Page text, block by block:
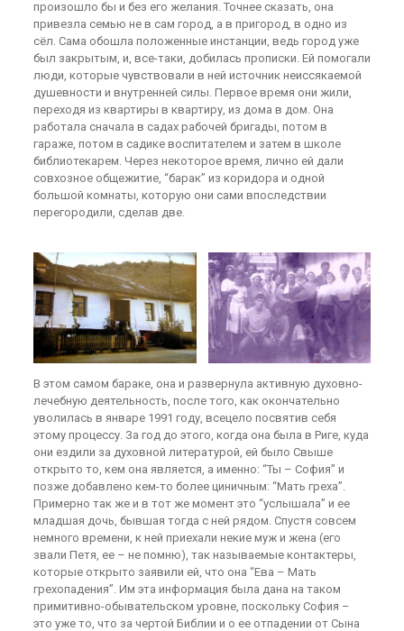
произошло бы и без его желания. Точнее сказать, она
привезла семью не в сам город, а в пригород, в одно из
сёл. Сама обошла положенные инстанции, ведь город уже
был закрытым, и, все-таки, добилась прописки. Ей помогали
люди, которые чувствовали в ней источник неиссякаемой
душевности и внутренней силы. Первое время они жили,
переходя из квартиры в квартиру, из дома в дом. Она
работала сначала в садах рабочей бригады, потом в
гараже, потом в садике воспитателем и затем в школе
библиотекарем. Через некоторое время, лично ей дали
совхозное общежитие, “барак” из коридора и одной
большой комнаты, которую они сами впоследствии
перегородили, сделав две.
В этом самом бараке, она и развернула активную духовно-
лечебную деятельность, после того, как окончательно
уволилась в январе 1991 году, всецело посвятив себя
этому процессу. За год до этого, когда она была в Риге, куда
они ездили за духовной литературой, ей было Свыше
открыто то, кем она является, а именно: “Ты – София” и
позже добавлено кем-то более циничным: “Мать греха”.
Примерно так же и в тот же момент это “услышала” и ее
младшая дочь, бывшая тогда с ней рядом. Спустя совсем
немного времени, к ней приехали некие муж и жена (его
звали Петя, ее – не помню), так называемые контактеры,
которые открыто заявили ей, что она “Ева – Мать
грехопадения”. Им эта информация была дана на таком
примитивно-обывательском уровне, поскольку София –
это уже то, что за чертой Библии и о ее отпадении от Сына